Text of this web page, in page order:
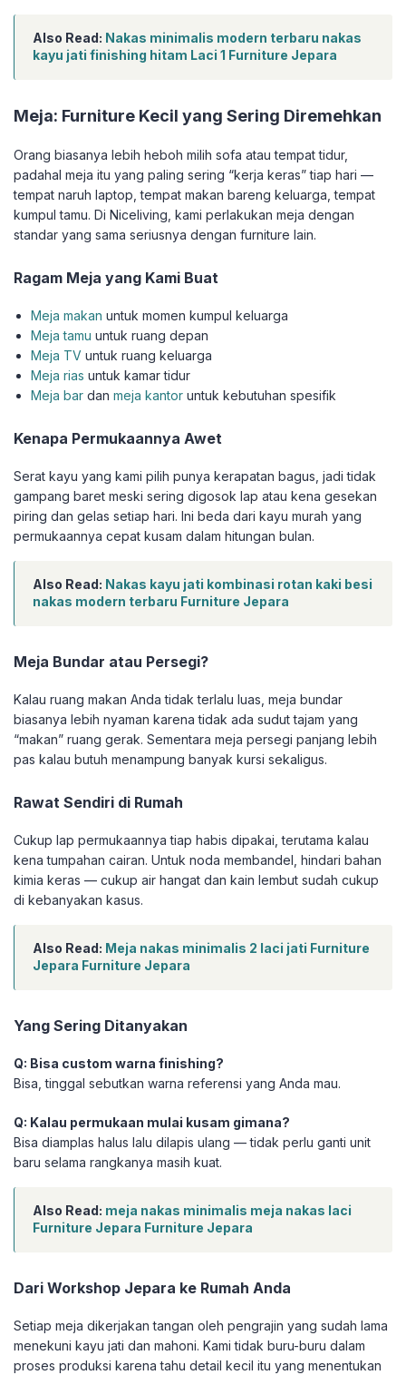
Also Read: Nakas minimalis modern terbaru nakas
kayu jati finishing hitam Laci 1 Furniture Jepara
Meja: Furniture Kecil yang Sering Diremehkan
Orang biasanya lebih heboh milih sofa atau tempat tidur,
padahal meja itu yang paling sering “kerja keras” tiap hari —
tempat naruh laptop, tempat makan bareng keluarga, tempat
kumpul tamu. Di Niceliving, kami perlakukan meja dengan
standar yang sama seriusnya dengan furniture lain.
Ragam Meja yang Kami Buat
Meja makan untuk momen kumpul keluarga
Meja tamu untuk ruang depan
Meja TV untuk ruang keluarga
Meja rias untuk kamar tidur
Meja bar danmeja kantor untuk kebutuhan spesifik
Kenapa Permukaannya Awet
Serat kayu yang kami pilih punya kerapatan bagus, jadi tidak
gampang baret meski sering digosok lap atau kena gesekan
piring dan gelas setiap hari. Ini beda dari kayu murah yang
permukaannya cepat kusam dalam hitungan bulan.
Also Read: Nakas kayu jati kombinasi rotan kaki besi
nakas modern terbaru Furniture Jepara
Meja Bundar atau Persegi?
Kalau ruang makan Anda tidak terlalu luas, meja bundar
biasanya lebih nyaman karena tidak ada sudut tajam yang
“makan” ruang gerak. Sementara meja persegi panjang lebih
pas kalau butuh menampung banyak kursi sekaligus.
Rawat Sendiri di Rumah
Cukup lap permukaannya tiap habis dipakai, terutama kalau
kena tumpahan cairan. Untuk noda membandel, hindari bahan
kimia keras — cukup air hangat dan kain lembut sudah cukup
di kebanyakan kasus.
Also Read: Meja nakas minimalis 2 laci jati Furniture
Jepara Furniture Jepara
Yang Sering Ditanyakan
Q: Bisa custom warna finishing?
Bisa, tinggal sebutkan warna referensi yang Anda mau.
Q: Kalau permukaan mulai kusam gimana?
Bisa diamplas halus lalu dilapis ulang — tidak perlu ganti unit
baru selama rangkanya masih kuat.
Also Read: meja nakas minimalis meja nakas laci
Furniture Jepara Furniture Jepara
Dari Workshop Jepara ke Rumah Anda
Setiap meja dikerjakan tangan oleh pengrajin yang sudah lama
menekuni kayu jati dan mahoni. Kami tidak buru-buru dalam
proses produksi karena tahu detail kecil itu yang menentukan